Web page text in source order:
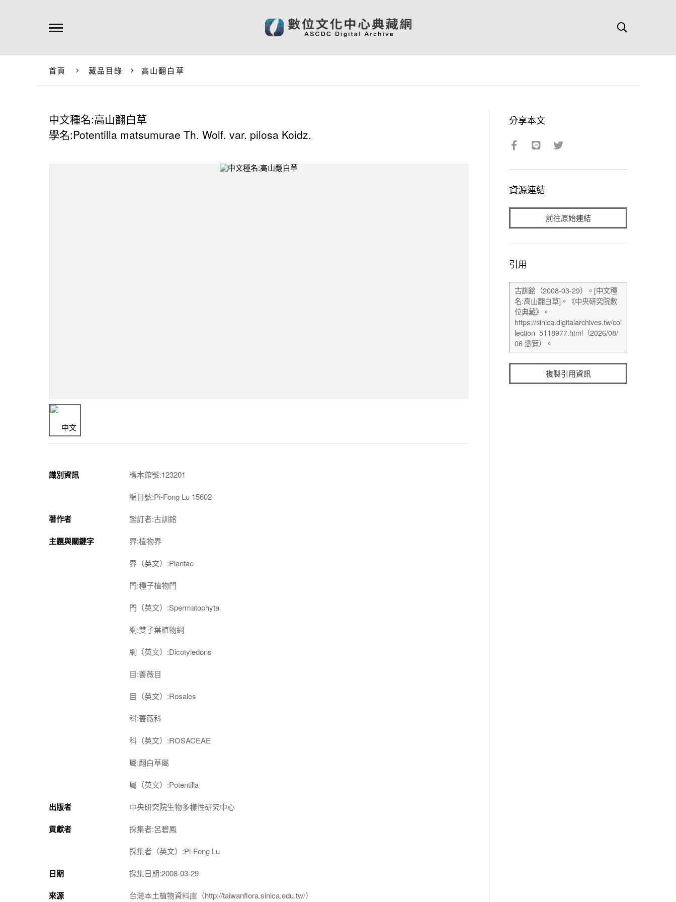
首頁 藏品目錄 高山翻白草
中文種名:高山翻白草
學名:Potentilla matsumurae Th. Wolf. var. pilosa Koidz.
識別資訊 標本館號:123201
編目號:Pi-Fong Lu 15602
著作者 鑑訂者:古訓銘
主題與關鍵字 界:植物界
界（英文）:Plantae
門:種子植物門
門（英文）:Spermatophyta
綱:雙子葉植物綱
綱（英文）:Dicotyledons
目:薔薇目
目（英文）:Rosales
科:薔薇科
科（英文）:ROSACEAE
屬:翻白草屬
屬（英文）:Potentilla
出版者 中央研究院生物多樣性研究中心
貢獻者 採集者:呂碧鳳
採集者（英文）:Pi-Fong Lu
日期 採集日期:2008-03-29
來源 台灣本土植物資料庫（http://taiwanflora.sinica.edu.tw/）
分享本文
資源連結
前往原始連結
引用
複製引用資訊